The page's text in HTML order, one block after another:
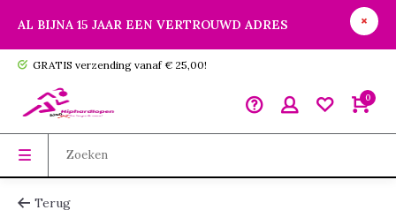
AL BIJNA 15 JAAR EEN VERTROUWD ADRES
GRATIS verzending vanaf € 25,00!
0
Terug